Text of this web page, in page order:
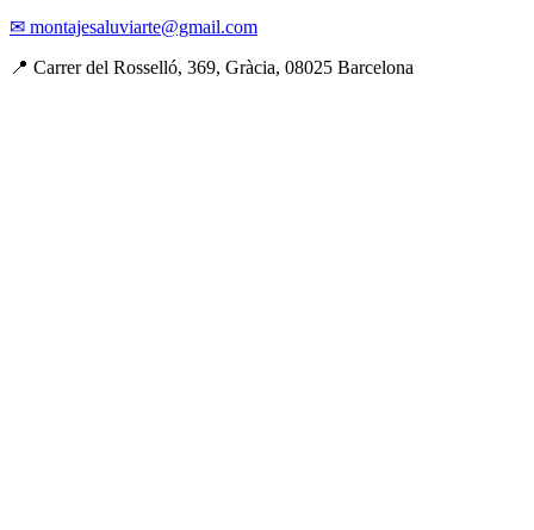
✉ montajesaluviarte@gmail.com
📍 Carrer del Rosselló, 369, Gràcia, 08025 Barcelona